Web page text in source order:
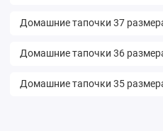
Домашние тапочки 37
Домашние тапочки 36
Домашние тапочки 35